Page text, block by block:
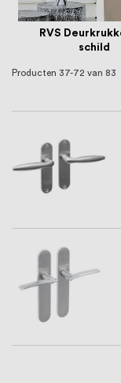
RVS
schild
Producten 37-72 van 83